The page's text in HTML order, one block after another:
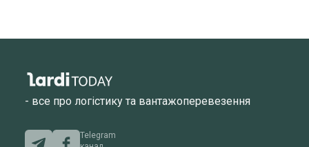
- все про логістику та вантажоперевезення
Telegram